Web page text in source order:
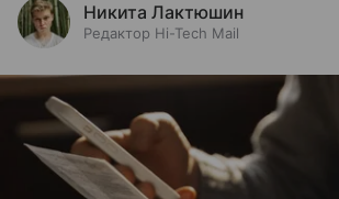
Никита Лактюшин
Редактор Hi-Tech Mail